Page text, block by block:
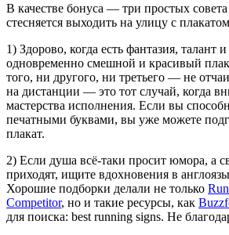
В качестве бонуса — три простых совета
стесняется выходить на улицу с
1) Здорово, когда есть фантазия, талант
одновременно смешной и красивый
того, ни другого, ни третьего — не
на дистанции — это тот случай, когда
мастерства исполнения. Если вы
печатными буквами, вы уже можете
плакат.
2) Если душа всё-таки просит юмора, а
приходят, ищите вдохновения в
Хорошие подборки делали не только
Competitor, но и такие ресурсы, как
для поиска: best running signs. Не